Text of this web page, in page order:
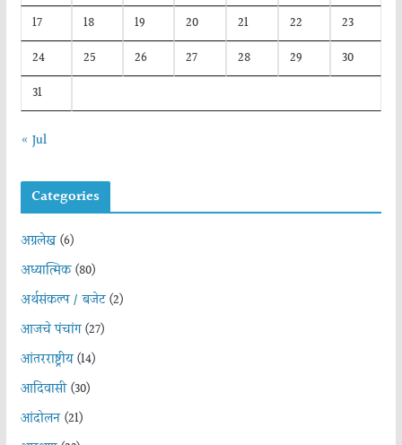
17
18 19 20 21 22
23
24
25 26 27 28 29
30
31
« Jul
Categories
अग्रलेख(6)
अध्यात्मिक(80)
अर्थसंकल्प / बजेट(2)
आजचे पंचांग(27)
आंतरराष्ट्रीय(14)
आदिवासी(30)
आंदोलन(21)